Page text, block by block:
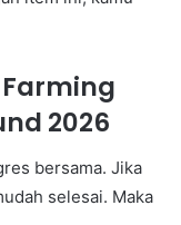
2026
bersama. Jika
selesai. Maka